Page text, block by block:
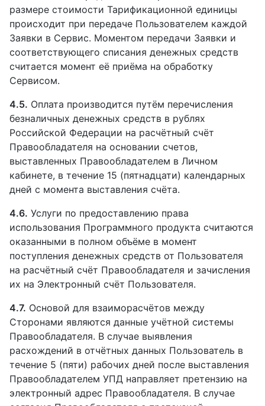
размере стоимости Тарификационной единицы
происходит при передаче Пользователем каждой
Заявки в Сервис. Моментом передачи Заявки и
соответствующего списания денежных средств
считается момент её приёма на обработку
Сервисом.
4.5. Оплата производится путём перечисления
безналичных денежных средств в рублях
Российской Федерации на расчётный счёт
Правообладателя на основании счетов,
выставленных Правообладателем в Личном
кабинете, в течение 15 (пятнадцати) календарных
дней с момента выставления счёта.
4.6. Услуги по предоставлению права
использования Программного продукта считаются
оказанными в полном объёме в момент
поступления денежных средств от Пользователя
на расчётный счёт Правообладателя и зачисления
их на Электронный счёт Пользователя.
4.7. Основой для взаиморасчётов между
Сторонами являются данные учётной системы
Правообладателя. В случае выявления
расхождений в отчётных данных Пользователь в
течение 5 (пяти) рабочих дней после выставления
Правообладателем УПД направляет претензию на
электронный адрес Правообладателя. В случае